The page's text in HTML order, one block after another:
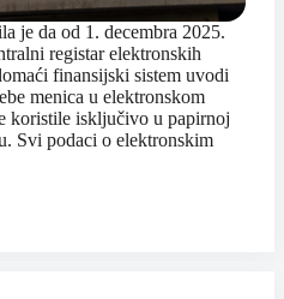
je da od 1. decembra 2025.
registar elektronskih
finansijski sistem uvodi
menica u elektronskom
koristile isključivo u papirnoj
Svi podaci o elektronskim